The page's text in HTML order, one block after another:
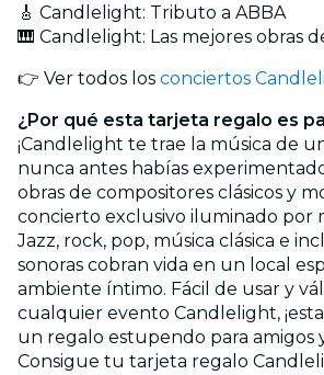
🎸 Candlelight: Tributo a ABBA
🎹 Candlelight: Las mejores obras
👉 Ver todos los conciertos
¿Por qué esta tarjeta regalo es
¡Candlelight te trae la música de
nunca antes habías
obras de compositores clásicos y
concierto exclusivo iluminado por
Jazz, rock, pop, música clásica e
sonoras cobran vida en un local
ambiente íntimo. Fácil de usar y
cualquier evento Candlelight,
un regalo estupendo para amigos
Consigue tu tarjeta regalo